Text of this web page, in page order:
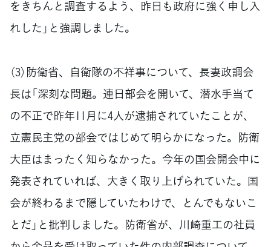
をきちんと調査するよう、昨日も政府に強く申し入
れした」と強調しました。
（3）防衛省、自衛隊の不祥事について、長妻政調会
長は「深刻な問題。連日部会を開いて、潜水手当て
の不正で昨年11月に4人が逮捕されていたことが、
立憲民主党の部会ではじめて明らかになった。防衛
大臣はまったく知らなかった。今年の国会開会中に
発表されていれば、大きく取り上げられていた。国
会が終わるまで隠していたわけで、とんでもないこ
とだ」と批判しました。防衛省が、川崎重工の社員